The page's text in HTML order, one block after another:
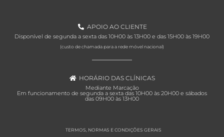
APOIO AO CLIENTE
Disponível de segunda a sexta das 10H00 às 13H00 e das 15H00 às 19H00
(custo de chamada para a rede móvel nacional)
HORÁRIO DAS CLÍNICAS
Mediante Marcação
Em funcionamento de segunda a sexta das 10H00 às 20H00 e sábados
das 09H00 às 13H00
TERMOS, NORMAS E CONDIÇÕES GERAIS